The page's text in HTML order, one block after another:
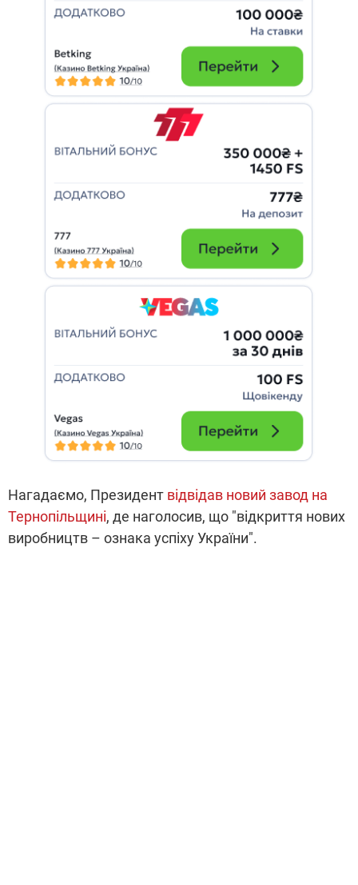
Нагадаємо, Президент відвідав новий завод на
Тернопільщині, де наголосив, що "відкриття нових
виробництв – ознака успіху України".